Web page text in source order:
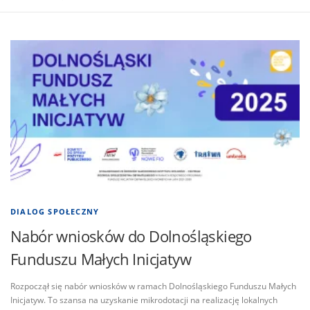
DIALOG SPOŁECZNY
Nabór wniosków do Dolnośląskiego
Funduszu Małych Inicjatyw
Rozpoczął się nabór wniosków w ramach Dolnośląskiego Funduszu Małych
Inicjatyw. To szansa na uzyskanie mikrodotacji na realizację lokalnych